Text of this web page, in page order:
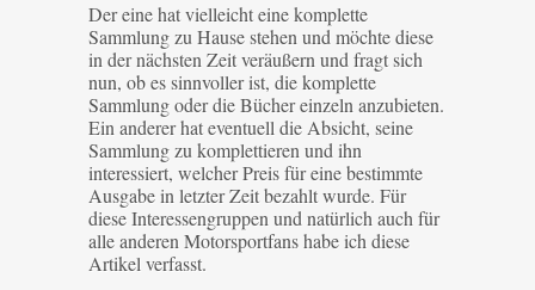
Der eine hat vielleicht eine komplette
Sammlung zu Hause stehen und möchte diese
in der nächsten Zeit veräußern und fragt sich
nun, ob es sinnvoller ist, die komplette
Sammlung oder die Bücher einzeln anzubieten.
Ein anderer hat eventuell die Absicht, seine
Sammlung zu komplettieren und ihn
interessiert, welcher Preis für eine bestimmte
Ausgabe in letzter Zeit bezahlt wurde. Für
diese Interessengruppen und natürlich auch für
alle anderen Motorsportfans habe ich diese
Artikel verfasst.